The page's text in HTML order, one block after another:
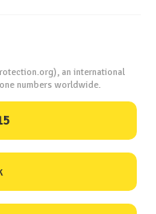
an international
numbers worldwide.